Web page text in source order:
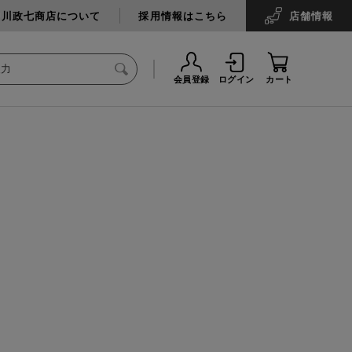
政七商店について 採用情報はこちら 店舗情報
会員登録 ログイン カート